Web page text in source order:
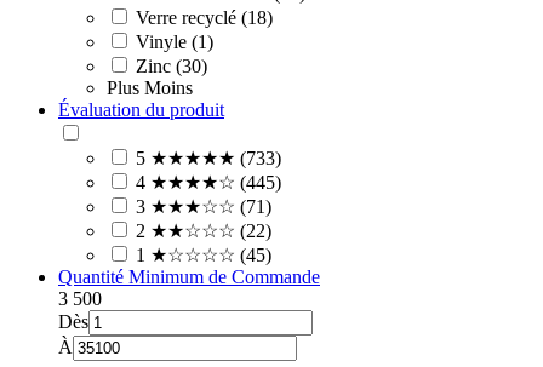
Verre recyclé (18)
Vinyle (1)
Zinc (30)
Plus Moins
Évaluation du produit
5 ★★★★★ (733)
4 ★★★★☆ (445)
3 ★★★☆☆ (71)
2 ★★☆☆☆ (22)
1 ★☆☆☆☆ (45)
Quantité Minimum de Commande
3 500
Dès
À